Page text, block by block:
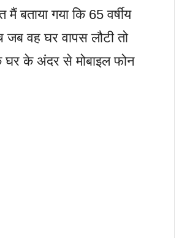
बताया गया कि 65 वर्षीय
जब वह घर वापस लौटी तो
के अंदर से मोबाइल फोन